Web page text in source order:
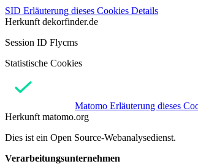
SID Erläuterung dieses Cookies Details
Herkunft dekorfinder.de
Session ID Flycms
Statistische Cookies
Matomo Erläuterung dieses
Herkunft matomo.org
Dies ist ein Open Source-Webanalysedienst.
Verarbeitungsunternehmen